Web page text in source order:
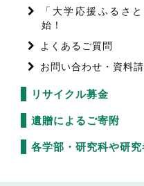
「大学応援ふるさ
始！
よくあるご質問
お問い合わせ・資料
リサイクル募金
遺贈によるご寄附
各学部・研究科や研